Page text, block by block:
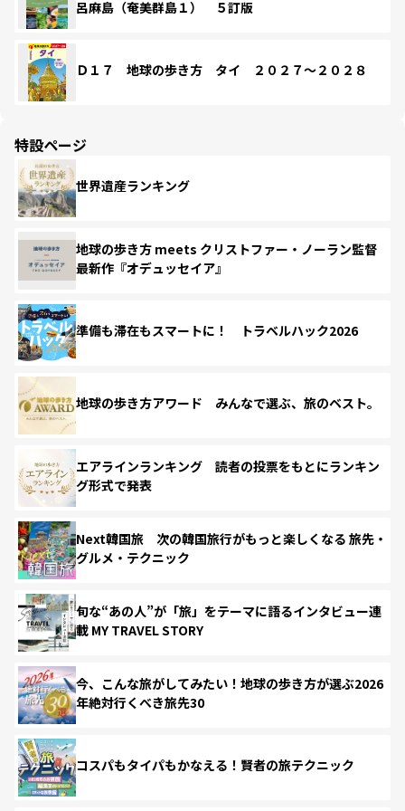
呂麻島（奄美群島１） ５訂版
Ｄ１７ 地球の歩き方 タイ ２０２７～２０２８
特設ページ
世界遺産ランキング
地球の歩き方 meets クリストファー・ノーラン監督
最新作『オデュッセイア』
準備も滞在もスマートに！ トラベルハック2026
地球の歩き方アワード みんなで選ぶ、旅のベスト。
エアラインランキング 読者の投票をもとにランキン
グ形式で発表
Next韓国旅 次の韓国旅行がもっと楽しくなる 旅先・
グルメ・テクニック
旬な“あの人”が「旅」をテーマに語るインタビュー連
載 MY TRAVEL STORY
今、こんな旅がしてみたい！地球の歩き方が選ぶ2026
年絶対行くべき旅先30
コスパもタイパもかなえる！賢者の旅テクニック